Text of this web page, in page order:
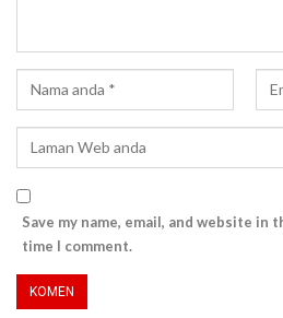
Save my name, email, and website
time I comment.